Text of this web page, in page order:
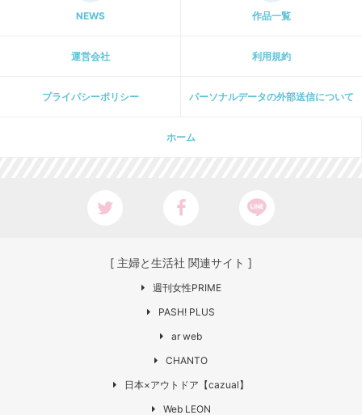
NEWS 作品一覧
運営会社 利用規約
プライパシーポリシー パーソナルデータの外部送信について
ホーム
[ 主婦と生活社 関連サイト ]
週刊女性PRIME
PASH! PLUS
ar web
CHANTO
日本×アウトドア【cazual】
Web LEON